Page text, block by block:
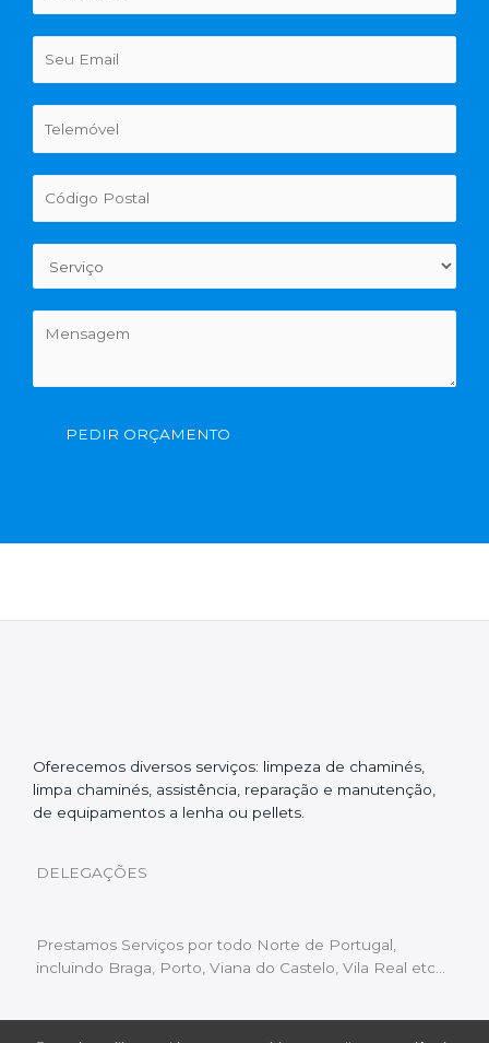
PEDIR ORÇAMENTO
Oferecemos diversos serviços: limpeza de chaminés,
limpa chaminés, assistência, reparação e manutenção,
de equipamentos a lenha ou pellets.
DELEGAÇÕES
Prestamos Serviços por todo Norte de Portugal,
incluindo Braga, Porto, Viana do Castelo, Vila Real etc…